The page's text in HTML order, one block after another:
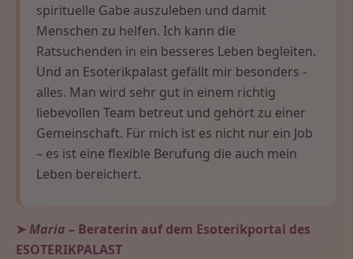
spirituelle Gabe auszuleben und damit
Menschen zu helfen. Ich kann die
Ratsuchenden in ein besseres Leben begleiten.
Und an Esoterikpalast gefällt mir besonders -
alles. Man wird sehr gut in einem richtig
liebevollen Team betreut und gehört zu einer
Gemeinschaft. Für mich ist es nicht nur ein Job
– es ist eine flexible Berufung die auch mein
Leben bereichert.
➤Maria – Beraterin auf dem Esoterikportal des
ESOTERIKPALAST